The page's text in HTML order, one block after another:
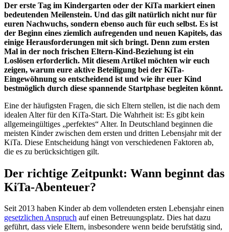
Der erste Tag im Kindergarten oder der KiTa markiert einen
bedeutenden Meilenstein. Und das gilt natürlich nicht nur für
euren Nachwuchs, sondern ebenso auch für euch selbst. Es ist
der Beginn eines ziemlich aufregenden und neuen Kapitels, das
einige Herausforderungen mit sich bringt. Denn zum ersten
Mal in der noch frischen Eltern-Kind-Beziehung ist ein
Loslösen erforderlich. Mit diesem Artikel möchten wir euch
zeigen, warum eure aktive Beteiligung bei der KiTa-
Eingewöhnung so entscheidend ist und wie ihr euer Kind
bestmöglich durch diese spannende Startphase begleiten könnt.
Eine der häufigsten Fragen, die sich Eltern stellen, ist die nach dem
idealen Alter für den KiTa-Start. Die Wahrheit ist: Es gibt kein
allgemeingültiges „perfektes“ Alter. In Deutschland beginnen die
meisten Kinder zwischen dem ersten und dritten Lebensjahr mit der
KiTa. Diese Entscheidung hängt von verschiedenen Faktoren ab,
die es zu berücksichtigen gilt.
Der richtige Zeitpunkt: Wann beginnt das
KiTa-Abenteuer?
Seit 2013 haben Kinder ab dem vollendeten ersten Lebensjahr einen
gesetzlichen Anspruch auf einen Betreuungsplatz. Dies hat dazu
geführt, dass viele Eltern, insbesondere wenn beide berufstätig sind,